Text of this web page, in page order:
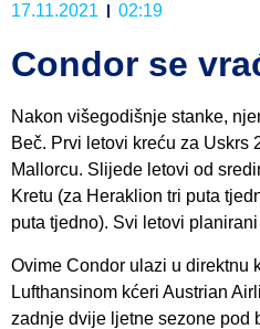
17.11.2021 02:19
Condor se
Nakon višegodišnje stanke,
Beč. Prvi letovi kreću za Uskrs
Mallorcu. Slijede letovi od
Kretu (za Heraklion tri puta
puta tjedno). Svi letovi
Ovime Condor ulazi u direktnu
Lufthansinom kćeri Austrian
zadnje dvije ljetne sezone pod